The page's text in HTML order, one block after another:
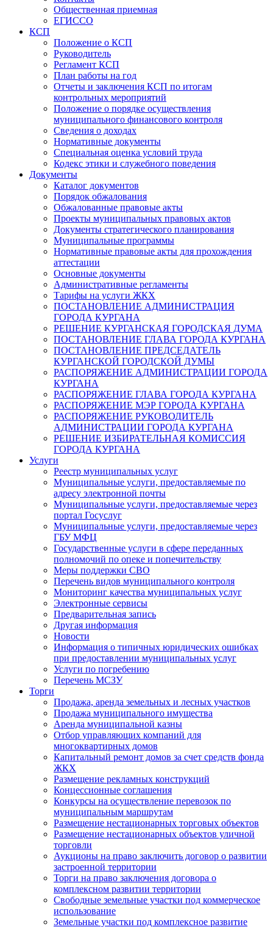
Общественная приемная
ЕГИССО
КСП
Положение о КСП
Руководитель
Регламент КСП
План работы на год
Отчеты и заключения КСП по итогам
контрольных мероприятий
Положение о порядке осуществления
муниципального финансового контроля
Сведения о доходах
Нормативные документы
Специальная оценка условий труда
Кодекс этики и служебного поведения
Документы
Каталог документов
Порядок обжалования
Обжалованные правовые акты
Проекты муниципальных правовых актов
Документы стратегического планирования
Муниципальные программы
Нормативные правовые акты для прохождения
аттестации
Основные документы
Административные регламенты
Тарифы на услуги ЖКХ
ПОСТАНОВЛЕНИЕ АДМИНИСТРАЦИЯ
ГОРОДА КУРГАНА
РЕШЕНИЕ КУРГАНСКАЯ ГОРОДСКАЯ ДУМА
ПОСТАНОВЛЕНИЕ ГЛАВА ГОРОДА КУРГАНА
ПОСТАНОВЛЕНИЕ ПРЕДСЕДАТЕЛЬ
КУРГАНСКОЙ ГОРОДСКОЙ ДУМЫ
РАСПОРЯЖЕНИЕ АДМИНИСТРАЦИИ ГОРОДА
КУРГАНА
РАСПОРЯЖЕНИЕ ГЛАВА ГОРОДА КУРГАНА
РАСПОРЯЖЕНИЕ МЭР ГОРОДА КУРГАНА
РАСПОРЯЖЕНИЕ РУКОВОДИТЕЛЬ
АДМИНИСТРАЦИИ ГОРОДА КУРГАНА
РЕШЕНИЕ ИЗБИРАТЕЛЬНАЯ КОМИССИЯ
ГОРОДА КУРГАНА
Услуги
Реестр муниципальных услуг
Муниципальные услуги, предоставляемые по
адресу электронной почты
Муниципальные услуги, предоставляемые через
портал Госуслуг
Муниципальные услуги, предоставляемые через
ГБУ МФЦ
Государственные услуги в сфере переданных
полномочий по опеке и попечительству
Меры поддержки СВО
Перечень видов муниципального контроля
Мониторинг качества муниципальных услуг
Электронные сервисы
Предварительная запись
Другая информация
Новости
Информация о типичных юридических ошибках
при предоставлении муниципальных услуг
Услуги по погребению
Перечень МСЗУ
Торги
Продажа, аренда земельных и лесных участков
Продажа муниципального имущества
Аренда муниципальной казны
Отбор управляющих компаний для
многоквартирных домов
Капитальный ремонт домов за счет средств фонда
ЖКХ
Размещение рекламных конструкций
Концессионные соглашения
Конкурсы на осуществление перевозок по
муниципальным маршрутам
Размещение нестационарных торговых объектов
Размещение нестационарных объектов уличной
торговли
Аукционы на право заключить договор о развитии
застроенной территории
Торги на право заключения договора о
комплексном развитии территории
Свободные земельные участки под коммерческое
использование
Земельные участки под комплексное развитие